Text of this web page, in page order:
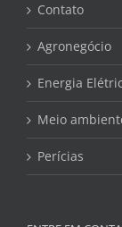
Contato
Agronegócio
Energia
Meio
Perícias